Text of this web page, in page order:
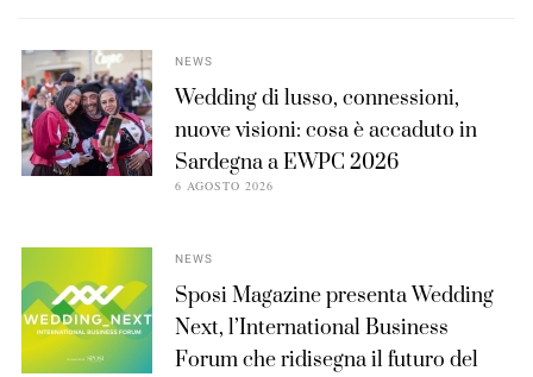
NEWS
Wedding di lusso, connessioni,
nuove visioni: cosa è accaduto in
Sardegna a EWPC 2026
6 AGOSTO 2026
NEWS
Sposi Magazine presenta Wedding
Next, l’International Business
Forum che ridisegna il futuro del